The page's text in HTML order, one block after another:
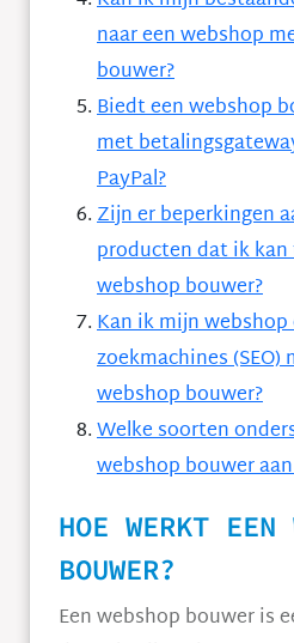
naar een webshop
bouwer?
Biedt een webshop
met
PayPal?
Zijn er beperkingen
producten dat ik
webshop bouwer?
Kan ik mijn
zoekmachines
webshop bouwer?
Welke soorten
webshop bouwer
HOE WERKT EEN
BOUWER?
Een webshop bouwer is